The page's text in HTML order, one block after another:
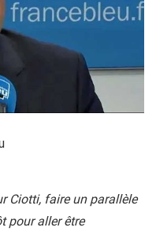
Ciotti, faire un parallèle
pour aller être